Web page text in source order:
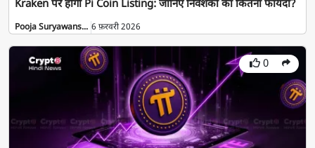
Kraken पर होगी Pi Coin Listing: जानिए निवेशकों का कितना फायदा?
Pooja Suryawans... 6 फ़रवरी 2026
0